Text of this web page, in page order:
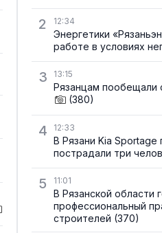
2 12:34
Энергетики
работе в условиях
3 13:15
Рязанцам пообещали
(380)
4 12:33
В Рязани Kia Sportage
пострадали три
5 11:01
В Рязанской области
профессиональный
строителей (370)